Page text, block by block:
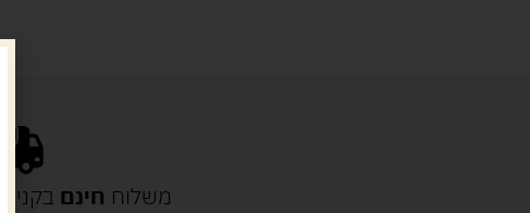
משלוח חינם בקנייה